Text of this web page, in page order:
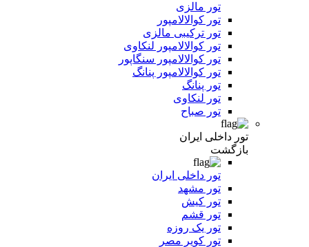
تور مالزی
تور کوالالامپور
تور ترکیبی مالزی
تور کوالالامپور لنکاوی
تور کوالالامپور سنگاپور
تور کوالالامپور پنانگ
تور پنانگ
تور لنکاوی
تور صباح
تور داخلی ایران
بازگشت
تور داخلی ایران
تور مشهد
تور کیش
تور قشم
تور یک روزه
تور کویر مصر